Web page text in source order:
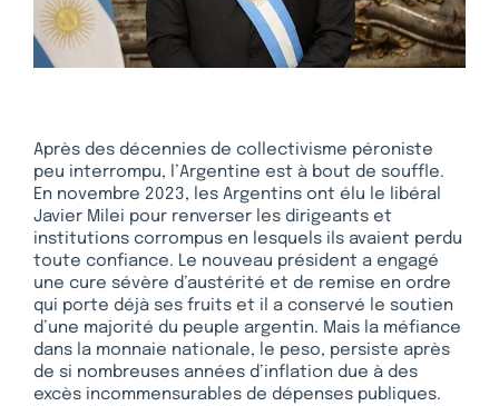
Après des décennies de collectivisme péroniste
peu interrompu, l’Argentine est à bout de souffle.
En novembre 2023, les Argentins ont élu le libéral
Javier Milei pour renverser les dirigeants et
institutions corrompus en lesquels ils avaient perdu
toute confiance. Le nouveau président a engagé
une cure sévère d’austérité et de remise en ordre
qui porte déjà ses fruits et il a conservé le soutien
d’une majorité du peuple argentin. Mais la méfiance
dans la monnaie nationale, le peso, persiste après
de si nombreuses années d’inflation due à des
excès incommensurables de dépenses publiques.